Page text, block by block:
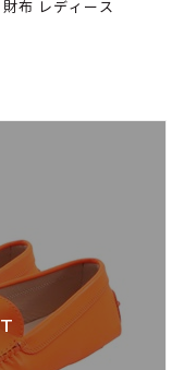
布 レディース